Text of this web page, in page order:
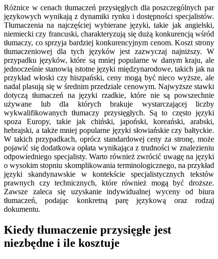
Różnice w cenach tłumaczeń przysięgłych dla poszczególnych par
językowych wynikają z dynamiki rynku i dostępności specjalistów.
Tłumaczenia na najczęściej wybierane języki, takie jak angielski,
niemiecki czy francuski, charakteryzują się dużą konkurencją wśród
tłumaczy, co sprzyja bardziej konkurencyjnym cenom. Koszt strony
tłumaczeniowej dla tych języków jest zazwyczaj najniższy. W
przypadku języków, które są mniej popularne w danym kraju, ale
jednocześnie stanowią istotne języki międzynarodowe, takich jak na
przykład włoski czy hiszpański, ceny mogą być nieco wyższe, ale
nadal plasują się w średnim przedziale cenowym. Najwyższe stawki
dotyczą tłumaczeń na języki rzadkie, które nie są powszechnie
używane lub dla których brakuje wystarczającej liczby
wykwalifikowanych tłumaczy przysięgłych. Są to często języki
spoza Europy, takie jak chiński, japoński, koreański, arabski,
hebrajski, a także mniej popularne języki słowiańskie czy bałtyckie.
W takich przypadkach, oprócz standardowej ceny za stronę, może
pojawić się dodatkowa opłata wynikająca z trudności w znalezieniu
odpowiedniego specjalisty. Warto również zwrócić uwagę na języki
o wysokim stopniu skomplikowania terminologicznego, na przykład
języki skandynawskie w kontekście specjalistycznych tekstów
prawnych czy technicznych, które również mogą być droższe.
Zawsze zaleca się uzyskanie indywidualnej wyceny od biura
tłumaczeń, podając konkretną parę językową oraz rodzaj
dokumentu.
Kiedy tłumaczenie przysięgłe jest
niezbędne i ile kosztuje